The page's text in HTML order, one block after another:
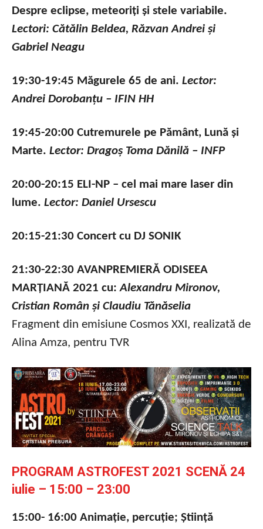
Despre eclipse, meteoriți și stele variabile.
Lectori: Cătălin Beldea, Răzvan Andrei și
Gabriel Neagu
19:30-19:45 Măgurele 65 de ani. Lector:
Andrei Dorobanțu – IFIN HH
19:45-20:00 Cutremurele pe Pământ, Lună și
Marte. Lector: Dragoș Toma Dănilă – INFP
20:00-20:15 ELI-NP – cel mai mare laser din
lume. Lector: Daniel Ursescu
20:15-21:30 Concert cu DJ SONIK
21:30-22:30 AVANPREMIERĂ ODISEEA
MARȚIANĂ 2021 cu: Alexandru Mironov,
Cristian Român și Claudiu Tănăselia
Fragment din emisiune Cosmos XXI, realizată de
Alina Amza, pentru TVR
PROGRAM ASTROFEST 2021 SCENĂ 24
iulie – 15:00 – 23:00
15:00- 16:00 Animație, percuție; Știință